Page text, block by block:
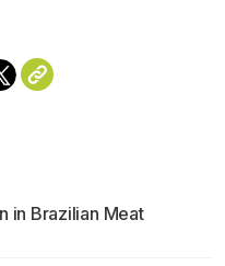
in Brazilian Meat